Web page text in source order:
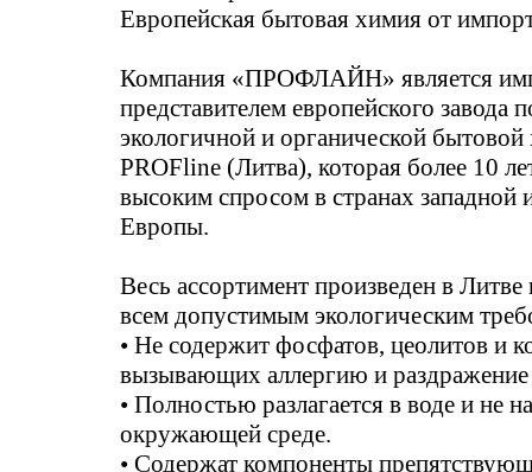
Европейская бытовая химия от
Компания «ПРОФЛАЙН» является
представителем европейского завода
экологичной и органической
PROFline (Литва), которая более 10
высоким спросом в странах западной
Европы.
Весь ассортимент произведен в Литве
всем допустимым экологическим
• Не содержит фосфатов, цеолитов и
вызывающих аллергию и
• Полностью разлагается в воде и не
окружающей среде.
• Содержат компоненты